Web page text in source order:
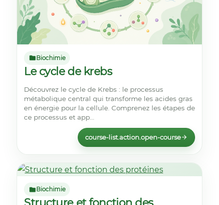
Biochimie
Le cycle de krebs
Découvrez le cycle de Krebs : le processus
métabolique central qui transforme les acides gras
en énergie pour la cellule. Comprenez les étapes de
ce processus et app...
course-list.action.open-course
Biochimie